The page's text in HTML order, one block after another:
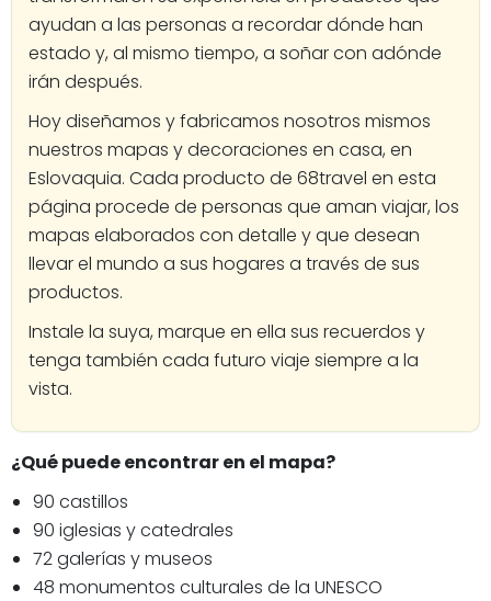
ayudan a las personas a recordar dónde han
estado y, al mismo tiempo, a soñar con adónde
irán después.
Hoy diseñamos y fabricamos nosotros mismos
nuestros mapas y decoraciones en casa, en
Eslovaquia. Cada producto de 68travel en esta
página procede de personas que aman viajar, los
mapas elaborados con detalle y que desean
llevar el mundo a sus hogares a través de sus
productos.
Instale la suya, marque en ella sus recuerdos y
tenga también cada futuro viaje siempre a la
vista.
¿Qué puede encontrar en el mapa?
90 castillos
90 iglesias y catedrales
72 galerías y museos
48 monumentos culturales de la UNESCO